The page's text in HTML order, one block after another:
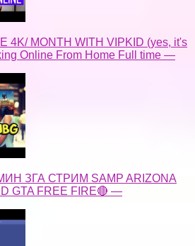
4K/ MONTH WITH VIPKID (yes, it's
Online From Home Full time —
ЗГА СТРИМ SAMP ARIZONA
GTA FREE FIRE🔴 —